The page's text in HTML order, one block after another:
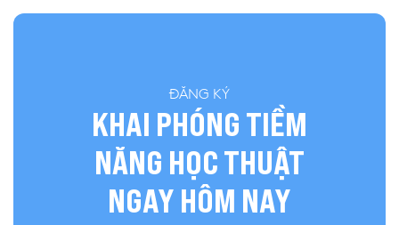
ĐĂNG KÝ
KHAI PHÓNG TIỀM
NĂNG HỌC THUẬT
NGAY HÔM NAY